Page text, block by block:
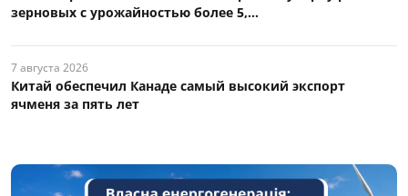
зерновых с урожайностью более 5,...
7 августа 2026
Китай обеспечил Канаде самый высокий экспорт
ячменя за пять лет